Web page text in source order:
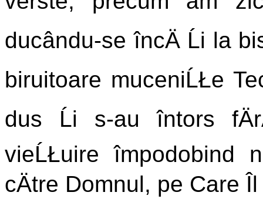
ducându-se încÄ Ĺi la
biruitoare muceniĹŁe
dus Ĺi s-au întors
vieĹŁuire împodobind
cÄtre Domnul, pe Care